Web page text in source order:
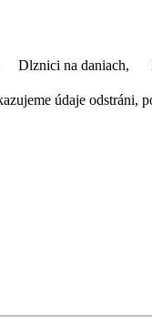
Dlznici na daniach,
údaje odstráni,